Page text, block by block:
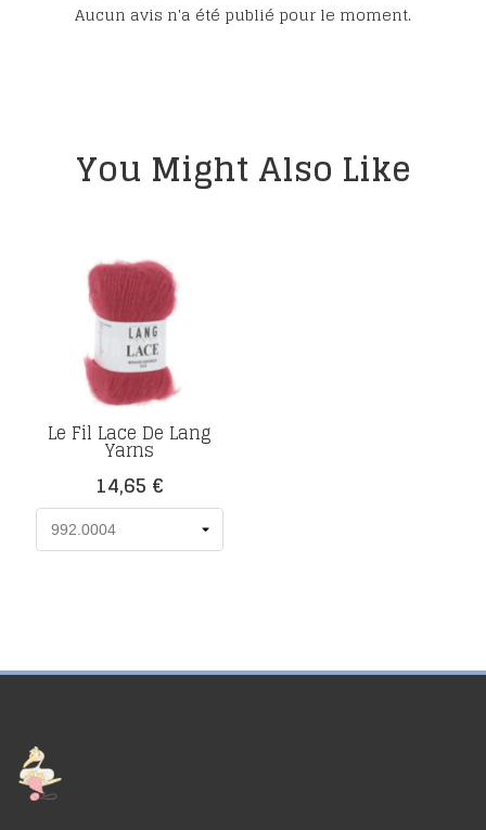
Aucun avis n'a été publié pour le moment.
You Might Also Like
Le Fil Lace De Lang
Yarns
Prix
14,65 €